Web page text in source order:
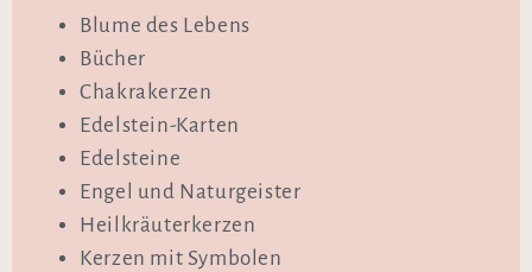
Blume des Lebens
Bücher
Chakrakerzen
Edelstein-Karten
Edelsteine
Engel und Naturgeister
Heilkräuterkerzen
Kerzen mit Symbolen